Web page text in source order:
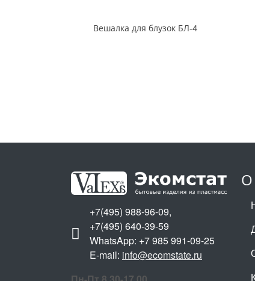
Вешалка для блузок БЛ-4
О
+7(495) 988-96-09,
+7(495) 640-39-59
WhatsApp: +7 985 991-09-25
E-mail: info@ecomstate.ru